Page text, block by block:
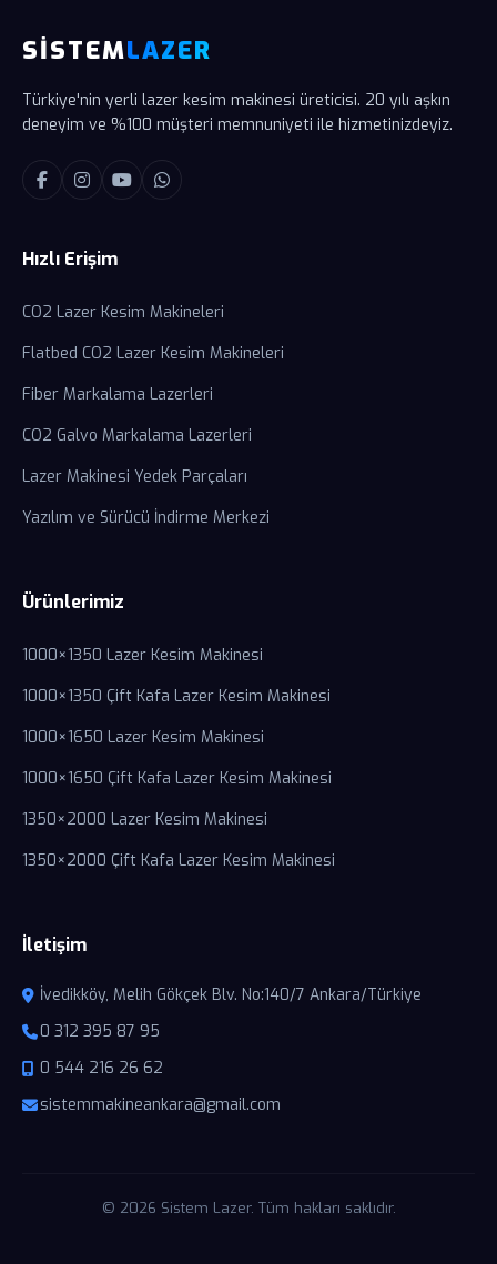
SİSTEMLAZER
Türkiye'nin yerli lazer kesim makinesi üreticisi. 20 yılı aşkın
deneyim ve %100 müşteri memnuniyeti ile hizmetinizdeyiz.
Hızlı Erişim
CO2 Lazer Kesim Makineleri
Flatbed CO2 Lazer Kesim Makineleri
Fiber Markalama Lazerleri
CO2 Galvo Markalama Lazerleri
Lazer Makinesi Yedek Parçaları
Yazılım ve Sürücü İndirme Merkezi
Ürünlerimiz
1000×1350 Lazer Kesim Makinesi
1000×1350 Çift Kafa Lazer Kesim Makinesi
1000×1650 Lazer Kesim Makinesi
1000×1650 Çift Kafa Lazer Kesim Makinesi
1350×2000 Lazer Kesim Makinesi
1350×2000 Çift Kafa Lazer Kesim Makinesi
İletişim
İvedikköy, Melih Gökçek Blv. No:140/7 Ankara/Türkiye
0 312 395 87 95
0 544 216 26 62
sistemmakineankara@gmail.com
© 2026 Sistem Lazer. Tüm hakları saklıdır.